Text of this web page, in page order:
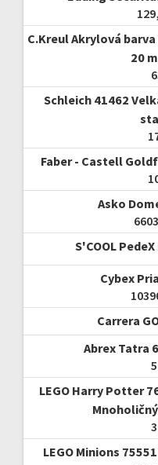
C.Kreul Akrylová
20
Schleich 41462
Faber - Castell
Asko
S'COOL
Cybex
Carrera
Abrex Tatra
LEGO Harry Potter
LEGO Minions